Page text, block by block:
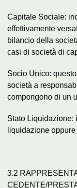
Capitale Sociale:
effettivamente
bilancio della
casi di società di
Socio Unico:
società a
compongono di un
Stato Liquidazione:
liquidazione oppure
3.2
CEDENTE/